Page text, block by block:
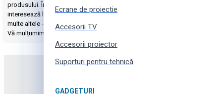
Ecrane de proiectie
Accesorii TV
Accesorii proiector
Suporturi pentru tehnică
GADGETURI
produsului. În plus posibilitatea de a pune o întrebare despre produs,
interesează la numărul de telefon ☎️079930950
sau scrieți-ne prin online
multe altele - tot asta pentru cumpărătorii noștri a online magazinului
Vă mulțumim pentru fidelitate!